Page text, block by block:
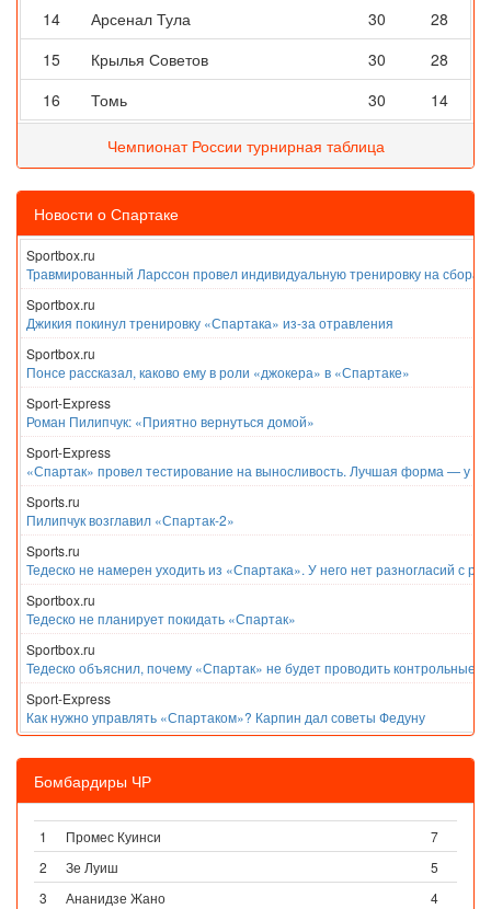
14
Арсенал Тула 30
28
15
Крылья Советов 30
28
16
Томь 30 14
Чемпионат России турнирная таблица
Новости о Спартаке
Sportbox.ru
Травмированный Ларссон провел индивидуальную тренировку на
Sportbox.ru
Джикия покинул тренировку «Спартака» из-за отравления
Sportbox.ru
Понсе рассказал, каково ему в роли «джокера» в «Спартаке»
Sport-Express
Роман Пилипчук: «Приятно вернуться домой»
Sport-Express
«Спартак» провел тестирование на выносливость. Лучшая форма — у
Sports.ru
Пилипчук возглавил «Спартак-2»
Sports.ru
Тедеско не намерен уходить из «Спартака». У него нет разногласий с
Sportbox.ru
Тедеско не планирует покидать «Спартак»
Sportbox.ru
Тедеско объяснил, почему «Спартак» не будет проводить контрольные
Sport-Express
Как нужно управлять «Спартаком»? Карпин дал советы Федуну
Бомбардиры ЧР
1 Промес Куинси
7
2
Зе Луиш
5
3
Ананидзе Жано
4